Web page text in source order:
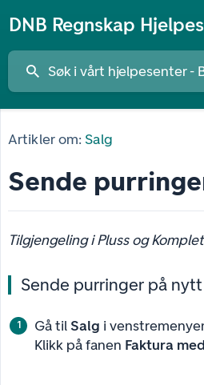
DNB Regnskap
Artikler om: Salg
Sende
Tilgjengeling i Pluss og
Sende purringer på nytt
Gå til Salg i
Klikk på fanen Faktura